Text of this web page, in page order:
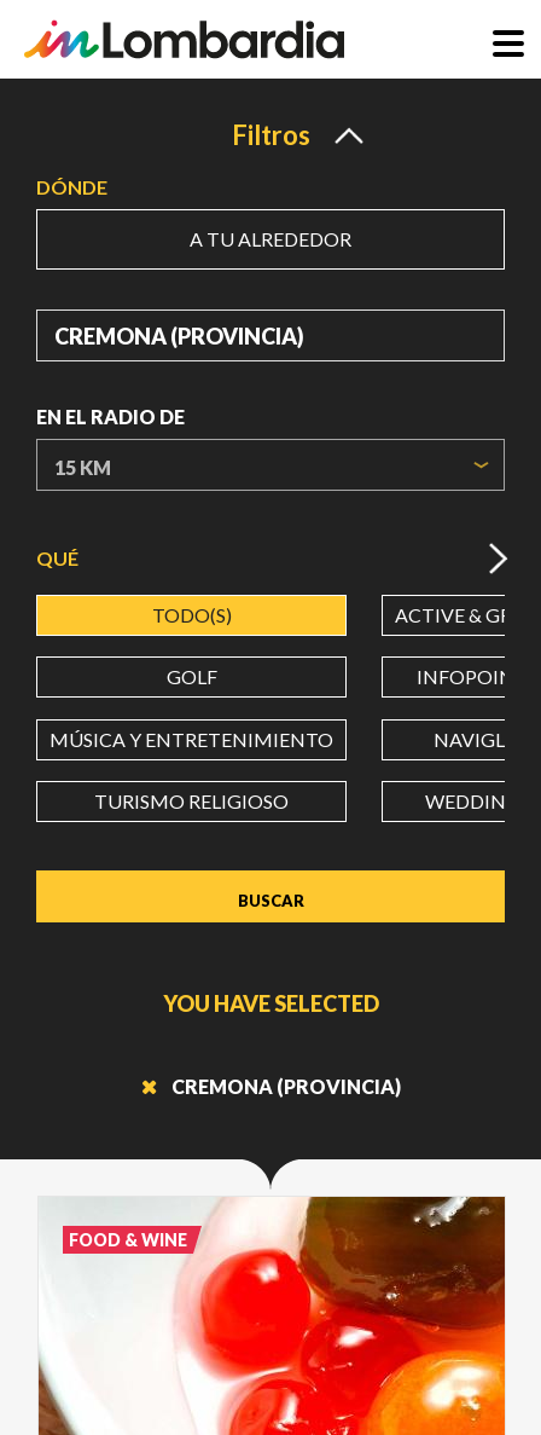
principal
Filtros
DÓNDE
A TU ALREDEDOR
DÓNDE
EN EL RADIO DE
LONGITUD
Value in decimal degrees. Use dot (.) as decimal separator.
QUÉ
TODO(S) ACTIVE &
GOLF INFOPOINT
MÚSICA Y ENTRETENIMIENTO NAVIGLI
TURISMO RELIGIOSO WEDDING
YOU HAVE SELECTED
CREMONA (PROVINCIA)
FOOD & WINE